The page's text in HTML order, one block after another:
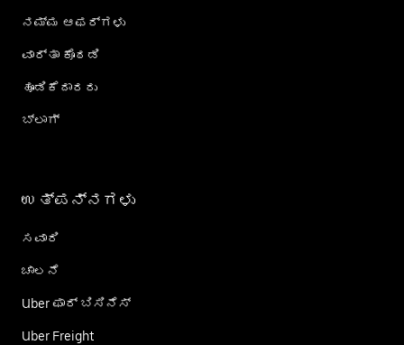
ನಮ್ಮ ಆಫರ್‌ಗಳು
ವಾರ್ತಾ ಕೊಠಡಿ
ಹೂಡಿಕೆದಾರರು
ಬ್ಲಾಗ್
ಉತ್ಪನ್ನಗಳು
ಸವಾರಿ
ಚಾಲನೆ
Uber ಫಾರ್ ಬಿಸಿನೆಸ್
Uber Freight